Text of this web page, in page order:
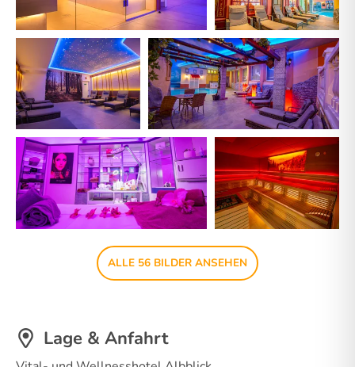
ALLE 56 BILDER ANSEHEN
Lage & Anfahrt